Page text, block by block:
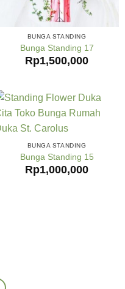
BUNGA STANDING
Bunga Standing 17
Rp1,500,000
BUNGA STANDING
Bunga Standing 15
Rp1,000,000